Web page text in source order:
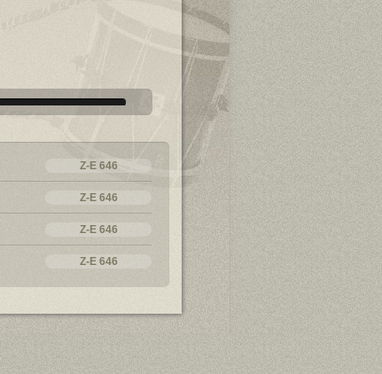
Z-E 646
Z-E 646
Z-E 646
Z-E 646